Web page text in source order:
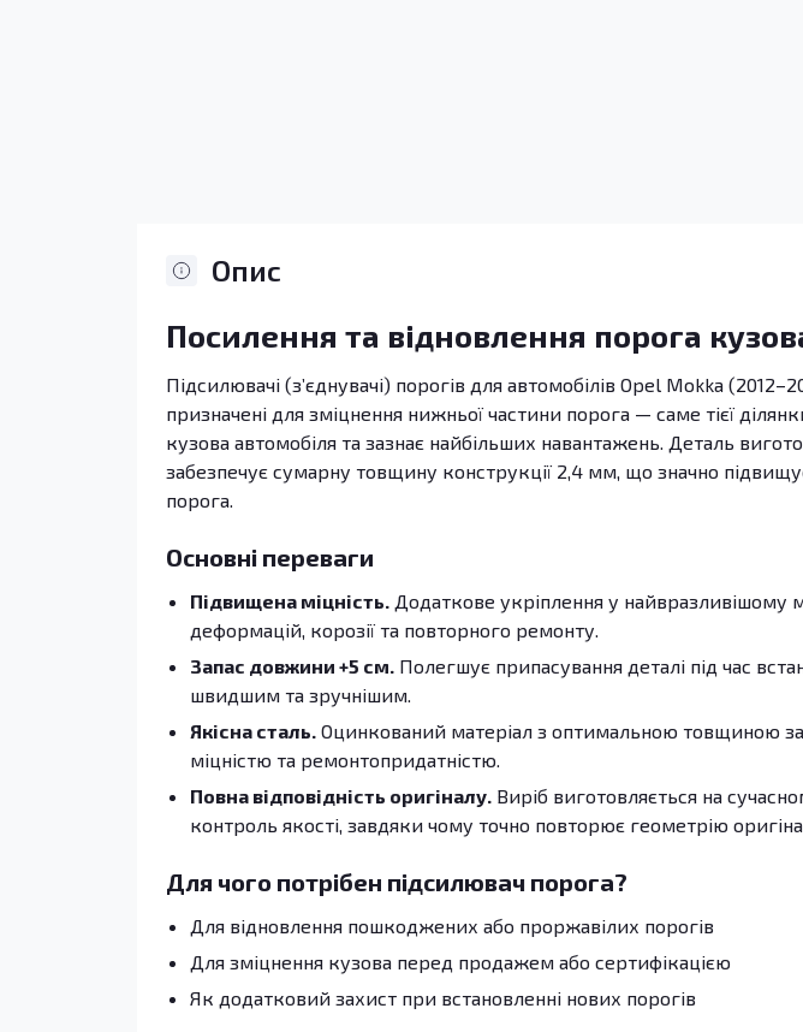
Опис
Посилення та відновлення порога
Підсилювачі (з’єднувачі) порогів для автомобілів Opel Mokka
призначені для зміцнення нижньої частини порога — саме тієї
кузова автомобіля та зазнає найбільших навантажень. Деталь
забезпечує сумарну товщину конструкції 2,4 мм, що значно
порога.
Основні переваги
Підвищена міцність. Додаткове укріплення у найвразливішому
деформацій, корозії та повторного ремонту.
Запас довжини +5 см. Полегшує припасування деталі під час
швидшим та зручнішим.
Якісна сталь. Оцинкований матеріал з оптимальною товщиною
міцністю та ремонтопридатністю.
Повна відповідність оригіналу. Виріб виготовляється на
контроль якості, завдяки чому точно повторює геометрію
Для чого потрібен підсилювач порога?
Для відновлення пошкоджених або проржавілих порогів
Для зміцнення кузова перед продажем або сертифікацією
Як додатковий захист при встановленні нових порогів